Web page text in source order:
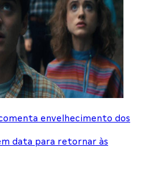
envelhecimento dos
data para retornar às